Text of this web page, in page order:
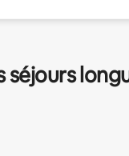
séjours